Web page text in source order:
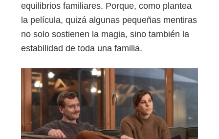
equilibrios familiares. Porque, como plantea
la película, quizá algunas pequeñas mentiras
no solo sostienen la magia, sino también la
estabilidad de toda una familia.